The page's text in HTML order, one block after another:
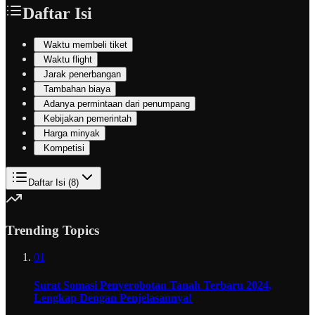
Daftar Isi
Waktu membeli tiket
Waktu flight
Jarak penerbangan
Tambahan biaya
Adanya permintaan dari penumpang
Kebijakan pemerintah
Harga minyak
Kompetisi
Daftar Isi (8)
Trending Topics
01
Surat Somasi Penyerobotan Tanah Terbaru 2024,
Lengkap Dengan Penjelasannya!